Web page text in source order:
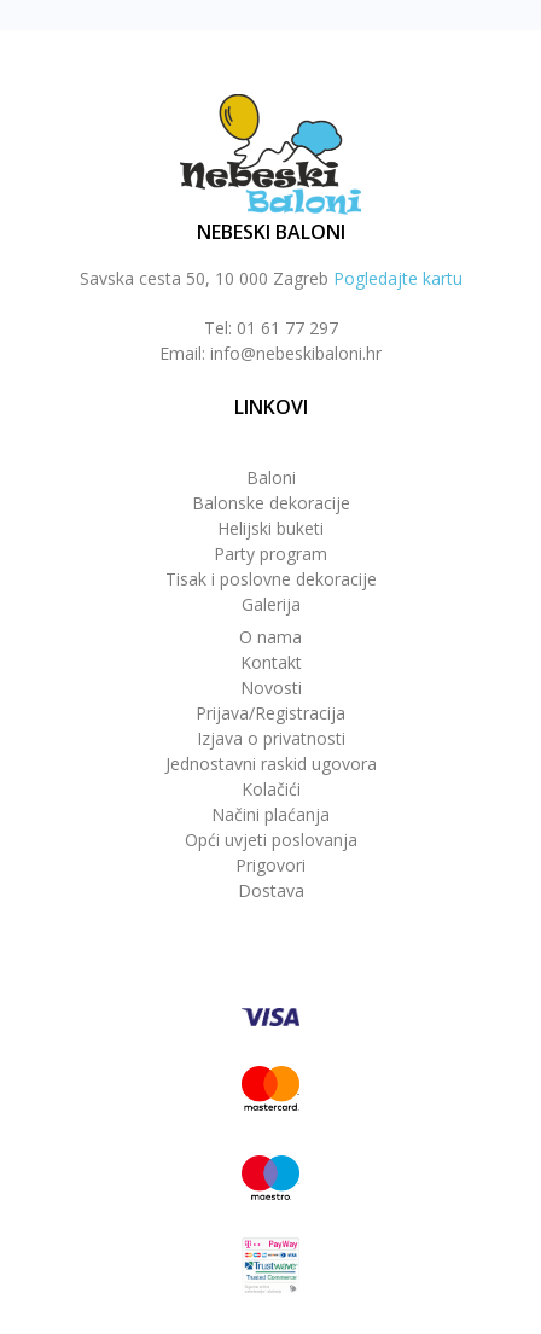
NEBESKI BALONI
Savska cesta 50, 10 000 Zagreb Pogledajte kartu
Tel: 01 61 77 297
Email: info@nebeskibaloni.hr
LINKOVI
Baloni
Balonske dekoracije
Helijski buketi
Party program
Tisak i poslovne dekoracije
Galerija
O nama
Kontakt
Novosti
Prijava/Registracija
Izjava o privatnosti
Jednostavni raskid ugovora
Kolačići
Načini plaćanja
Opći uvjeti poslovanja
Prigovori
Dostava